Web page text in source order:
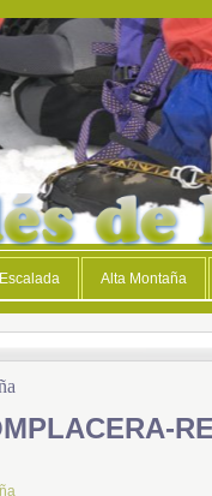
Escalada Alta Montaña